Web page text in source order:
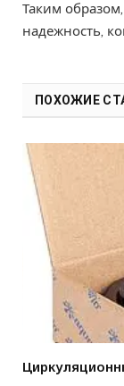
Таким
надежность,
ПОХОЖИЕ